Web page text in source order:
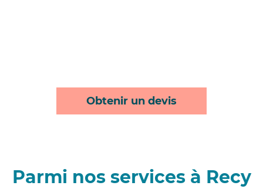
Obtenir un devis
Parmi nos services à Recy